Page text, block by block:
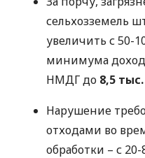
сельхозземель
увеличить с 50-
минимума
НМДГдо 8,5
Нарушение
отходами во
обработки – с 20-